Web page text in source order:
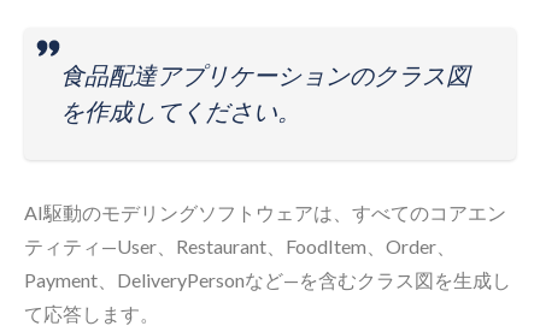
食品配達アプリケーションのクラス図
を作成してください。
AI駆動のモデリングソフトウェアは、すべてのコアエン
ティティ—User、Restaurant、FoodItem、Order、
Payment、DeliveryPersonなど—を含むクラス図を生成し
て応答します。